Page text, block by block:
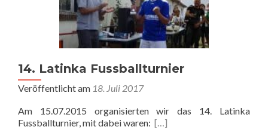
14. Latinka Fussballturnier
Veröffentlicht am 18. Juli 2017
Am 15.07.2015 organisierten wir das 14. Latinka
Fussballturnier, mit dabei waren: […]